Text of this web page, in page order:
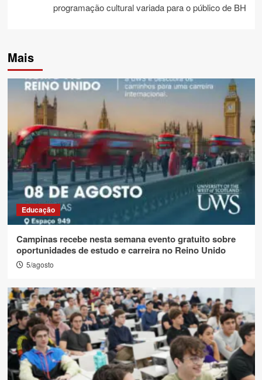
programação cultural variada para o público de BH
Mais
Educação
Campinas recebe nesta semana evento gratuito sobre
oportunidades de estudo e carreira no Reino Unido
5/agosto